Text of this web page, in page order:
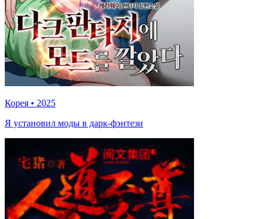
Корея • 2025
Я установил моды в дарк-фэнтези